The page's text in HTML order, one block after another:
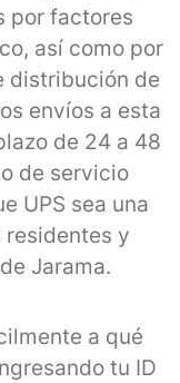
por factores
así como por
distribución de
envíos a esta
de 24 a 48
de servicio
UPS sea una
y
Jarama.
a qué
tu ID